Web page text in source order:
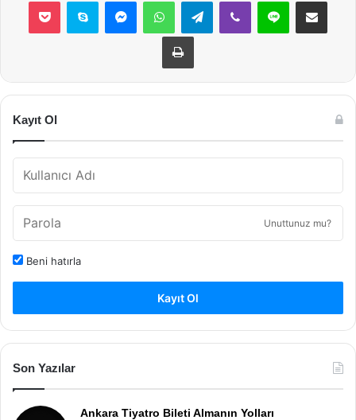
Yazdır
Kayıt Ol
Unuttunuz mu?
Beni hatırla
Kayıt Ol
Son Yazılar
Ankara Tiyatro Bileti Almanın Yolları